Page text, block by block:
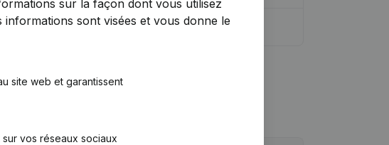
0,3
sur la façon dont vous utilisez
sont visées et vous donne le
site web et garantissent
vos réseaux sociaux